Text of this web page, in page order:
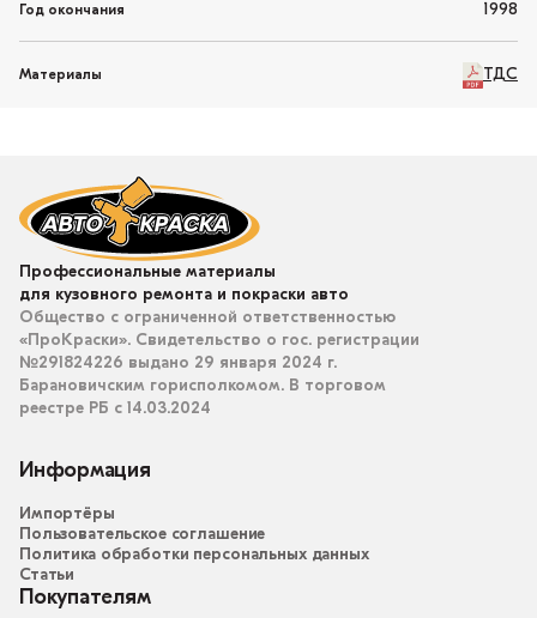
Год окончания 1998
Материалы ТДС
Профессиональные материалы
для кузовного ремонта и покраски авто
Общество с ограниченной ответственностью
«ПроКраски». Свидетельство о гос. регистрации
№291824226 выдано 29 января 2024 г.
Барановичским горисполкомом. В торговом
реестре РБ с 14.03.2024
Информация
Импортёры
Пользовательское соглашение
Политика обработки персональных данных
Статьи
Покупателям